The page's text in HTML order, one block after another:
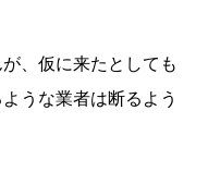
、仮に来たとしても
うな業者は断るよう